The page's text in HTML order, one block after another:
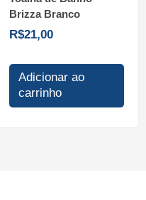
Brizza Branco
R$21,00
Adicionar ao
carrinho